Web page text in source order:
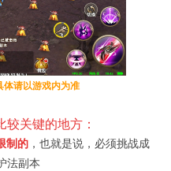
体请以游戏内为准
关键的地方：
制的，也就是说，必须挑战成
法副本